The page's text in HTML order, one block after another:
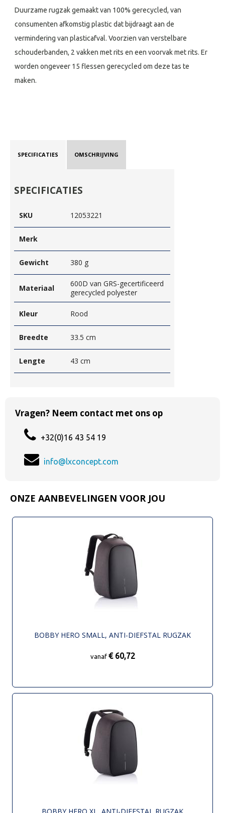
Duurzame rugzak gemaakt van 100% gerecycled, van
consumenten afkomstig plastic dat bijdraagt aan de
vermindering van plasticafval. Voorzien van verstelbare
schouderbanden, 2 vakken met rits en een voorvak met rits. Er
worden ongeveer 15 flessen gerecycled om deze tas te
maken.
SPECIFICATIES OMSCHRIJVING
SPECIFICATIES
SKU 12053221
Merk
Gewicht 380 g
Materiaal
600D van GRS-gecertificeerd
gerecycled polyester
Kleur Rood
Breedte 33.5 cm
Lengte 43 cm
Vragen? Neem contact met ons op
+32(0)16 43 54 19
info@lxconcept.com
ONZE AANBEVELINGEN VOOR JOU
BOBBY HERO SMALL, ANTI-DIEFSTAL RUGZAK
vanaf € 60,72